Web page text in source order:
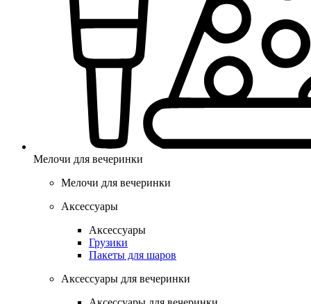
Мелочи для вечеринки
Мелочи для вечеринки
Аксессуары
Аксессуары
Грузики
Пакеты для шаров
Аксессуары для вечеринки